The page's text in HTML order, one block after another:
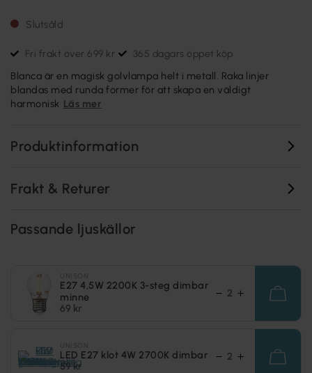
Slutsåld
Fri frakt över 699 kr 365 dagars öppet köp
Blanca är en magisk golvlampa helt i metall. Raka linjer
blandas med runda former för att skapa en väldigt
harmonisk Läs mer
Produktinformation
Frakt & Returer
Passande ljuskällor
E27 4,5W 2200K 3-steg dimbar
minne
69 kr
LED E27 klot 4W 2700K dimbar
59 kr